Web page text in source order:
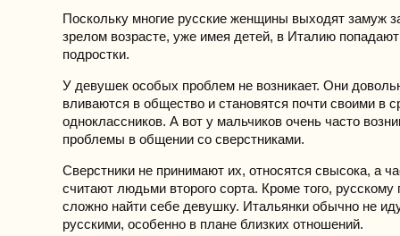
Поскольку многие русские женщины выходят замуж
зрелом возрасте, уже имея детей, в Италию
подростки.
У девушек особых проблем не возникает. Они
вливаются в общество и становятся почти своими в
одноклассников. А вот у мальчиков очень часто
проблемы в общении со сверстниками.
Сверстники не принимают их, относятся свысока, а
считают людьми второго сорта. Кроме того, русскому
сложно найти себе девушку. Итальянки обычно не
русскими, особенно в плане близких отношений.